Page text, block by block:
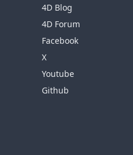
4D Blog
4D Forum
Facebook
X
Youtube
Github